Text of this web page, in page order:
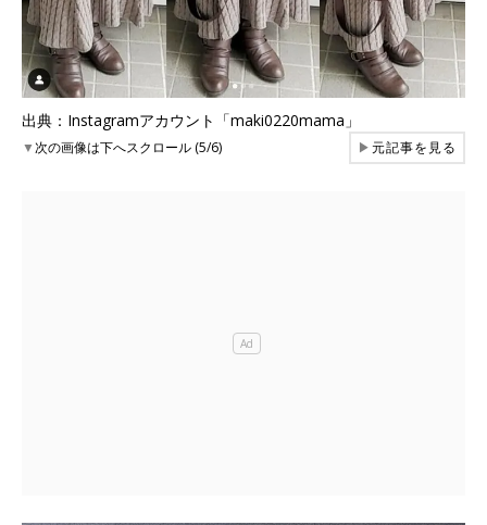
出典：Instagramアカウント「maki0220mama」
▼次の画像は下へスクロール (5/6) ▶元記事を見る